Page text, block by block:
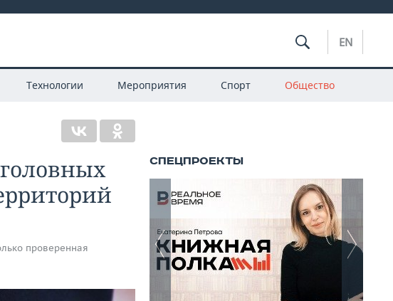
EN
Технологии Мероприятия Спорт Общество
проверенная